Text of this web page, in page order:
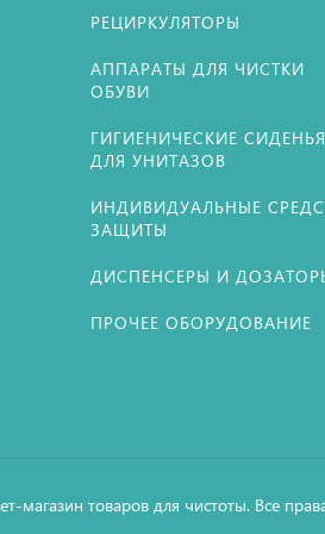
РЕЦИРКУЛЯТОРЫ
АППАРАТЫ ДЛЯ ЧИСТКИ
ОБУВИ
ГИГИЕНИЧЕСКИЕ СИДЕНЬЯ
ДЛЯ УНИТАЗОВ
ИНДИВИДУАЛЬНЫЕ
ЗАЩИТЫ
ДИСПЕНСЕРЫ И
ПРОЧЕЕ ОБОРУДОВАНИЕ
товаров для чистоты. Все